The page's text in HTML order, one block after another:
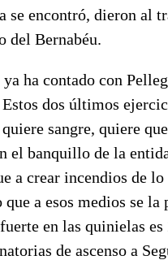
se encontró, dieron al
del Bernabéu.
ya ha contado con
dos últimos
sangre, quiere
el banquillo de la
a crear incendios de
que a esos medios se
en las quinielas
de ascenso a